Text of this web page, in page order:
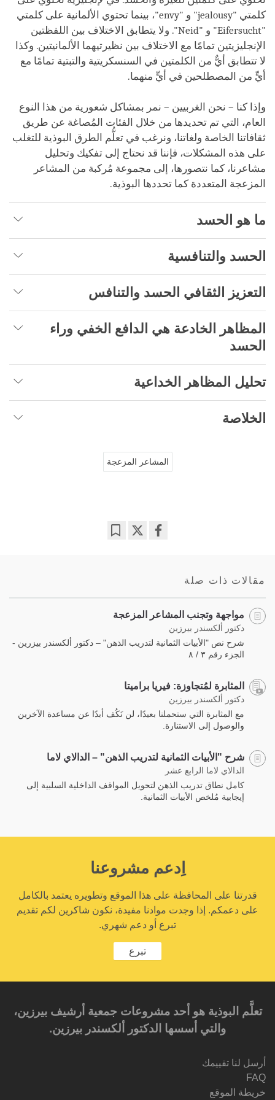
كلمتي "jealousy" و "envy"، بينما تحتوي الألمانية على كلمتي
"Eifersucht" و "Neid". ولا يتطابق الاختلاف بين اللفظتين
الإنجليزيتين تمامًا مع الاختلاف بين نظيرتيهما الألمانيتين. وكذا
لا تتطابق أيٌّ من الكلمتين في السنسكريتية والتبتية تمامًا مع
أيٍّ من المصطلحين في أيٍّ منهما.
وإذا كنا – نحن الغربيين – نمر بمشاكل شعورية من هذا النوع
العام، التي تم تحديدها من خلال الفئات المُصاغة عن طريق
ثقافاتنا الخاصة ولغاتنا، ونرغب في تعلُّم الطرق البوذية للتغلب
على هذه المشكلات، فإننا قد نحتاج إلى تفكيك وتحليل
مشاعرنا، كما نتصورها، إلى مجموعة مُركبة من المشاعر
المزعجة المتعددة كما تحددها البوذية.
ما هو الحسد
الحسد والتنافسية
التعزيز الثقافي الحسد والتنافس
المظاهر الخادعة هي الدافع الخفي وراء
الحسد
تحليل المظاهر الخداعية
الخلاصة
المشاعر المزعجة
مقالات ذات صلة
مواجهة وتجنب المشاعر المزعجة
دكتور ألكسندر بيرزين
شرح نص "الأبيات الثمانية لتدريب الذهن" – دكتور ألكسندر بيزرين -
الجزء رقم ٣ / ٨
المثابرة لمُتجاوزة: فيريا براميتا
دكتور ألكسندر بيرزين
مع المثابرة التي ستحملنا بعيدًا، لن نَكُف أبدًا عن مساعدة الآخرين
والوصول إلى الاستنارة.
شرح "الأبيات الثمانية لتدريب الذهن" – الدالاي لاما
الدالاي لاما الرابع عشر
كامل نطاق تدريب الذهن لتحويل المواقف الداخلية السلبية إلى
إيجابية مُلخص الأبيات الثمانية.
اِدعم مشروعنا
قدرتنا على المحافظة على هذا الموقع وتطويره يعتمد بالكامل
على دعمكم. إذا وجدت موادنا مفيدة، نكون شاكرين لكم تقديم
تبرع أو دعم شهري.
تبرع
تعلَّم البوذية هو أحد مشروعات جمعية أرشيف بيرزين،
والتي أسسها الدكتور ألكسندر بيرزين.‎‎
أرسل لنا تقييمك
FAQ
خريطة الموقع